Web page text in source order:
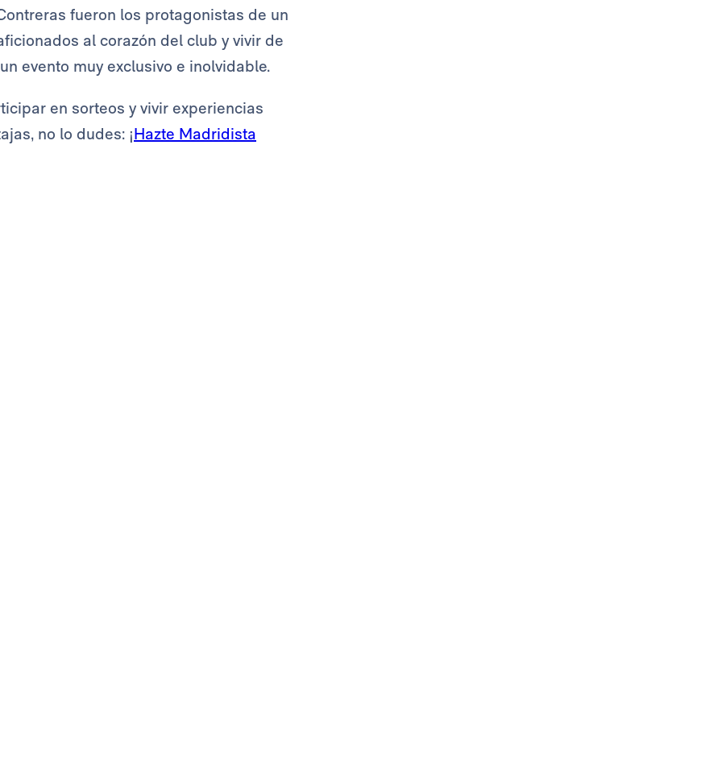
fueron los protagonistas de un
al corazón del club y vivir de
evento muy exclusivo e inolvidable.
en sorteos y vivir experiencias
no lo dudes: ¡Hazte Madridista